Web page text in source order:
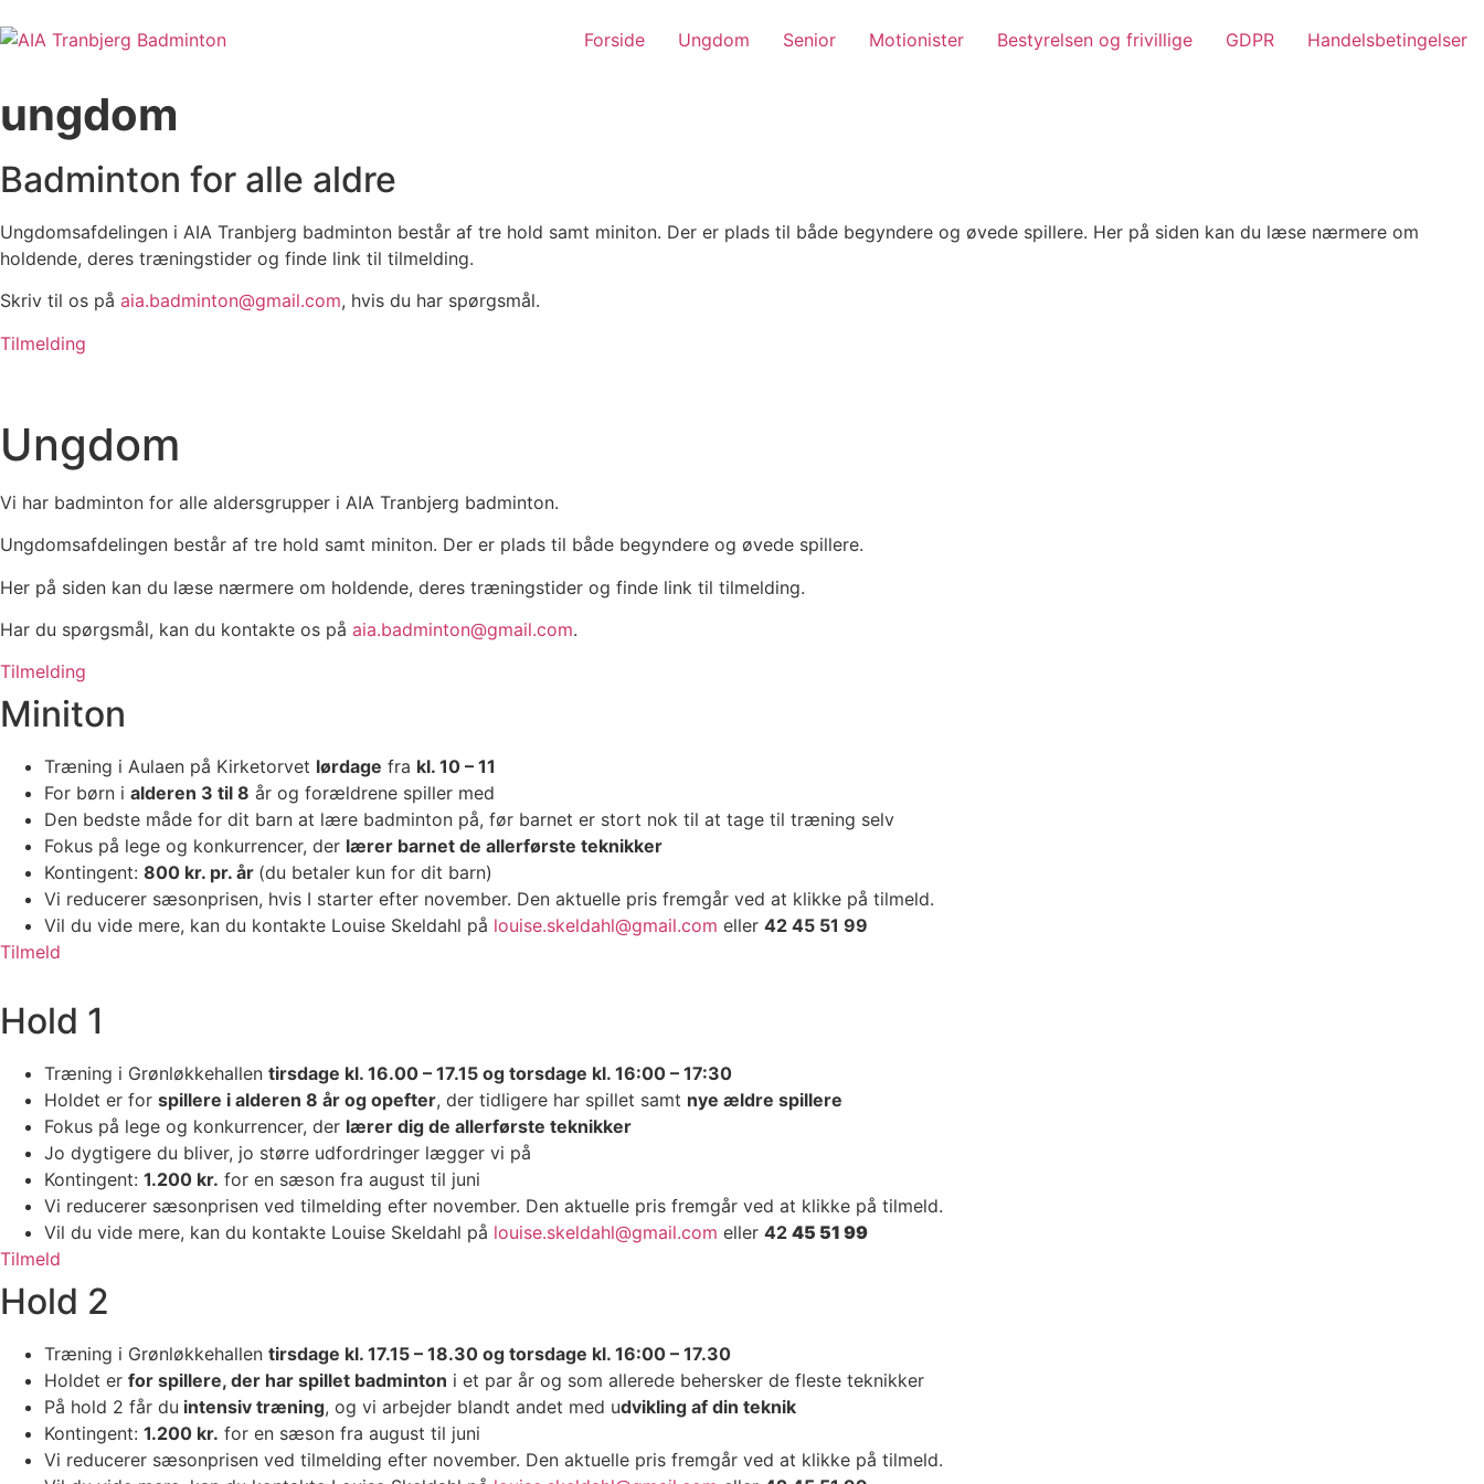
til
Forside Ungdom Senior Motionister Bestyrelsen og frivillige GDPR Handelsbetingelser
ungdom
Badminton for alle aldre
Ungdomsafdelingen i AIA Tranbjerg badminton består af tre hold samt miniton. Der er plads til både begyndere og øvede spillere. Her på siden kan du læse nærmere om
holdende, deres træningstider og finde link til tilmelding.
Skriv til os på aia.badminton@gmail.com, hvis du har spørgsmål.
Tilmelding
Ungdom
Vi har badminton for alle aldersgrupper i AIA Tranbjerg badminton.
Ungdomsafdelingen består af tre hold samt miniton. Der er plads til både begyndere og øvede spillere.
Her på siden kan du læse nærmere om holdende, deres træningstider og finde link til tilmelding.
Har du spørgsmål, kan du kontakte os på aia.badminton@gmail.com.
Tilmelding
Miniton
Træning i Aulaen på Kirketorvet lørdage fra kl. 10 – 11
For børn i alderen 3 til 8 år og forældrene spiller med
Den bedste måde for dit barn at lære badminton på, før barnet er stort nok til at tage til træning selv
Fokus på lege og konkurrencer, der lærer barnet de allerførste teknikker
Kontingent: 800 kr. pr. år (du betaler kun for dit barn)
Vi reducerer sæsonprisen, hvis I starter efter november. Den aktuelle pris fremgår ved at klikke på tilmeld.
Vil du vide mere, kan du kontakte Louise Skeldahl på louise.skeldahl@gmail.com eller 42 45 51 99
Tilmeld
Hold 1
Træning i Grønløkkehallen tirsdage kl. 16.00 – 17.15 og torsdage kl. 16:00 – 17:30
Holdet er for spillere i alderen 8 år og opefter, der tidligere har spillet samt nye ældre spillere
Fokus på lege og konkurrencer, der lærer dig de allerførste teknikker
Jo dygtigere du bliver, jo større udfordringer lægger vi på
Kontingent: 1.200 kr. for en sæson fra august til juni
Vi reducerer sæsonprisen ved tilmelding efter november. Den aktuelle pris fremgår ved at klikke på tilmeld.
Vil du vide mere, kan du kontakte Louise Skeldahl på louise.skeldahl@gmail.com eller 42 45 51 99
Tilmeld
Hold 2
Træning i Grønløkkehallen tirsdage kl. 17.15 – 18.30 og torsdage kl. 16:00 – 17.30
Holdet er for spillere, der har spillet badminton i et par år og som allerede behersker de fleste teknikker
På hold 2 får du intensiv træning, og vi arbejder blandt andet med udvikling af din teknik
Kontingent: 1.200 kr. for en sæson fra august til juni
Vi reducerer sæsonprisen ved tilmelding efter november. Den aktuelle pris fremgår ved at klikke på tilmeld.